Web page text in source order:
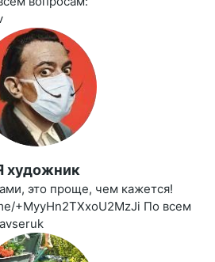
художник
это проще, чем кажется!
+MyyHn2TXxoU2MzJi По всем